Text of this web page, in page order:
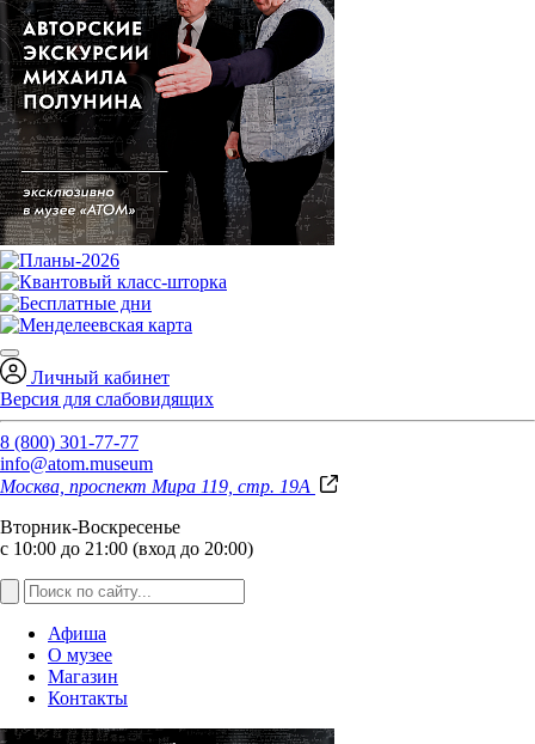
Личный кабинет
Версия для слабовидящих
8 (800) 301-77-77
info@atom.museum
Москва, проспект Мира 119, стр. 19А
Вторник-Воскресенье
с 10:00 до 21:00 (вход до 20:00)
Афиша
О музее
Магазин
Контакты